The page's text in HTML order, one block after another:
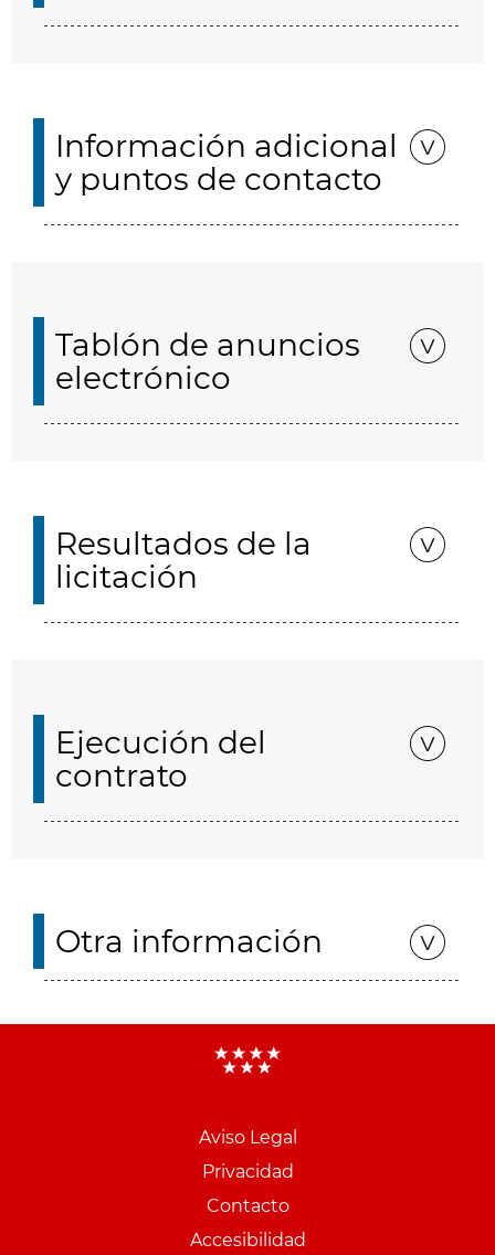
Información adicional
y puntos de contacto
Tablón de anuncios
electrónico
Resultados de la
licitación
Ejecución del
contrato
Otra información
Aviso Legal
Privacidad
Contacto
Accesibilidad